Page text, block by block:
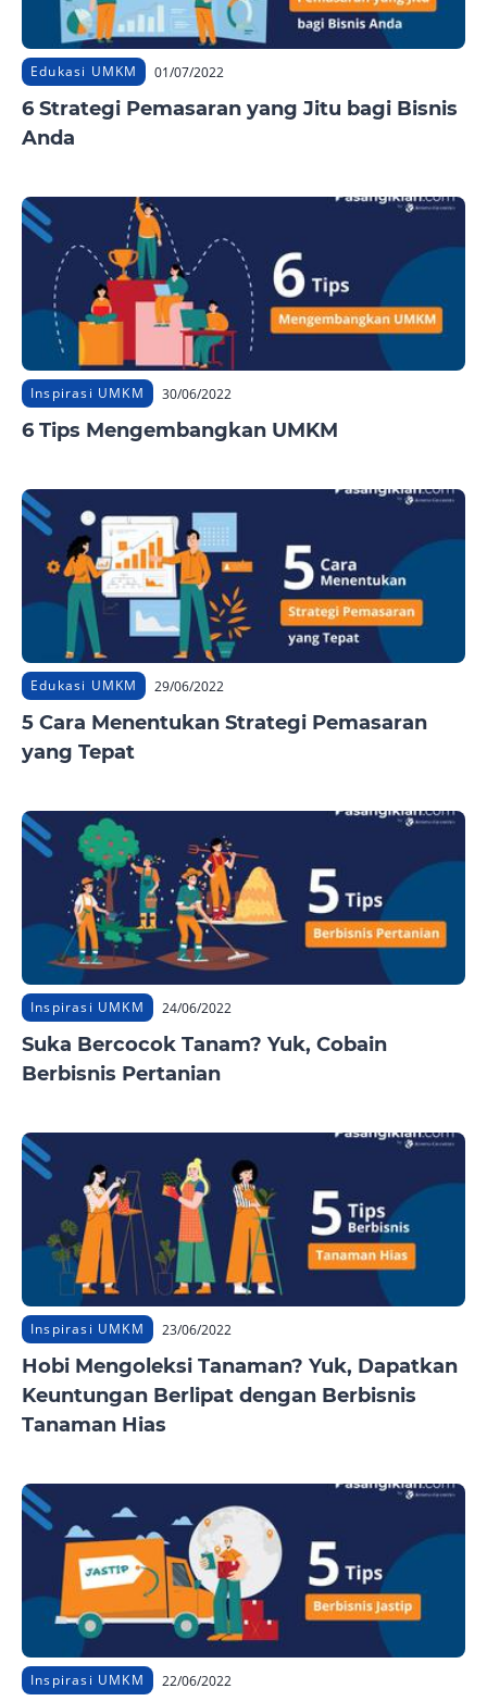
Edukasi UMKM 01/07/2022
6 Strategi Pemasaran yang Jitu bagi Bisnis
Anda
Inspirasi UMKM 30/06/2022
6 Tips Mengembangkan UMKM
Edukasi UMKM 29/06/2022
5 Cara Menentukan Strategi Pemasaran
yang Tepat
Inspirasi UMKM 24/06/2022
Suka Bercocok Tanam? Yuk, Cobain
Berbisnis Pertanian
Inspirasi UMKM 23/06/2022
Hobi Mengoleksi Tanaman? Yuk, Dapatkan
Keuntungan Berlipat dengan Berbisnis
Tanaman Hias
Inspirasi UMKM 22/06/2022